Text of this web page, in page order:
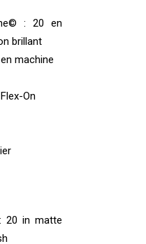
: 20 en
brillant
machine
On
20 in matte